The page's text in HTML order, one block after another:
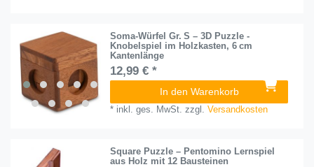
Soma-Würfel Gr. S – 3D Puzzle -
Knobelspiel im Holzkasten, 6 cm
Kantenlänge
12,99 € *
In den Warenkorb
* inkl. ges. MwSt. zzgl.Versandkosten
Square Puzzle – Pentomino Lernspiel
aus Holz mit 12 Bausteinen